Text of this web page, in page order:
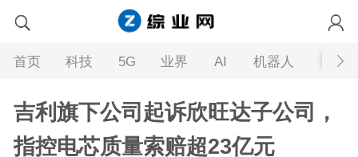
首页 科技 5G 业界 AI 机器人
吉利旗下公司起诉欣旺达子公司，
指控电芯质量索赔超23亿元